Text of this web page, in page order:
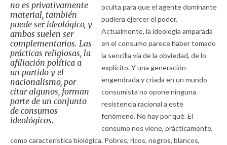
no es privativamente
material, también
puede ser ideológico, y
ambos suelen ser
complementarios. Las
prácticas religiosas, la
afiliación política a
un partido y el
nacionalismo, por
citar algunos, forman
parte de un conjunto
de consumos
ideológicos.
oculta para que el agente dominante
pudiera ejercer el poder.
Actualmente, la ideología amparada
en el consumo parece haber tomado
la sencilla vía de la obviedad, de lo
explícito. Y una generación
engendrada y criada en un mundo
consumista no opone ninguna
resistencia racional a este
fenómeno. No hay por qué. El
consumo nos viene, prácticamente,
como característica biológica. Pobres, ricos, negros, blancos,